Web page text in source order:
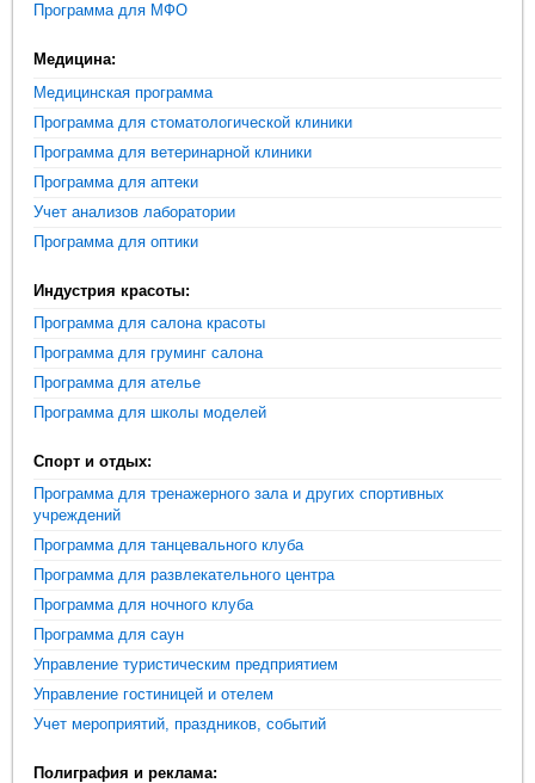
Программа для МФО
Медицина:
Медицинская программа
Программа для стоматологической клиники
Программа для ветеринарной клиники
Программа для аптеки
Учет анализов лаборатории
Программа для оптики
Индустрия красоты:
Программа для салона красоты
Программа для груминг салона
Программа для ателье
Программа для школы моделей
Спорт и отдых:
Программа для тренажерного зала и других спортивных
учреждений
Программа для танцевального клуба
Программа для развлекательного центра
Программа для ночного клуба
Программа для саун
Управление туристическим предприятием
Управление гостиницей и отелем
Учет мероприятий, праздников, событий
Полиграфия и реклама: